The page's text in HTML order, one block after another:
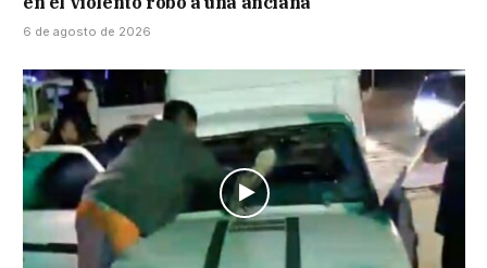
6 de agosto de 2026